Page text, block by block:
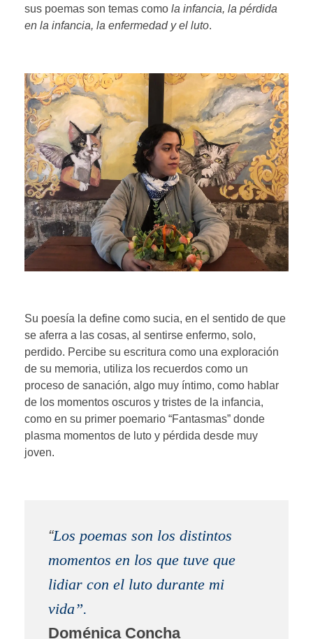
sus poemas son temas como la infancia, la pérdida
en la infancia, la enfermedad y el luto.
Su poesía la define como sucia, en el sentido de que
se aferra a las cosas, al sentirse enfermo, solo,
perdido. Percibe su escritura como una exploración
de su memoria, utiliza los recuerdos como un
proceso de sanación, algo muy íntimo, como hablar
de los momentos oscuros y tristes de la infancia,
como en su primer poemario “Fantasmas” donde
plasma momentos de luto y pérdida desde muy
joven.
“Los poemas son los distintos
momentos en los que tuve que
lidiar con el luto durante mi
vida”.
Doménica Concha